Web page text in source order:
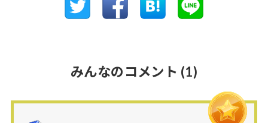
みんなのコメント (1)